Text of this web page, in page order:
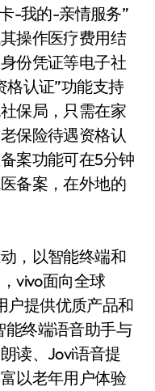
-我的-亲情服务”
操作医疗费用结
份凭证等电子社
格认证”功能支持
保局，只需在家
保险待遇资格认
案功能可在5分钟
备案，在外地的
，以智能终端和
vivo面向全球
户提供优质产品和
能终端语音助手与
读、Jovi语音提
以老年用户体验